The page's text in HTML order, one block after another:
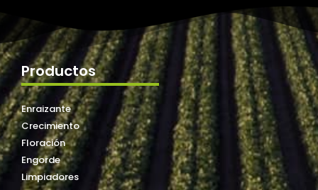
Productos
Enraizante
Crecimiento
Floración
Engorde
Limpiadores